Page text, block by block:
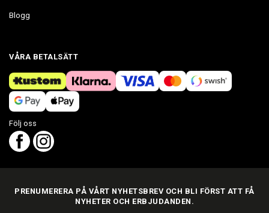
Blogg
VÅRA BETALSÄTT
Följ oss
PRENUMERERA PÅ VÅRT NYHETSBREV OCH BLI FÖRST ATT FÅ
NYHETER OCH ERBJUDANDEN.